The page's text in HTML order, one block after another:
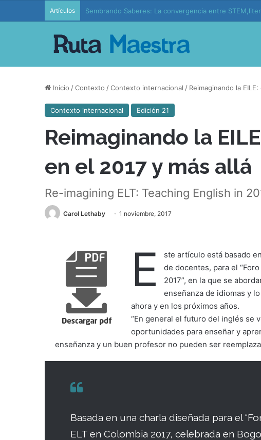
Artículos Edición 37 – Generaciones conectadas: educación y
Inicio /Contexto /Contexto internacional / Reimaginando la
Contexto internacional Edición 21
Reimaginando la
en el 2017 y más allá
Re-imagining ELT: Teaching English in
Carol Lethaby 1 noviembre, 2017
E ste artículo está basado
de docentes, para el
2017”, en la que se
enseñanza de idiomas y
ahora y en los próximos años.
“En general el futuro del inglés se
oportunidades para enseñar y
enseñanza y un buen profesor no pueden ser
Basada en una charla diseñada para el
ELT en Colombia 2017, celebrada en